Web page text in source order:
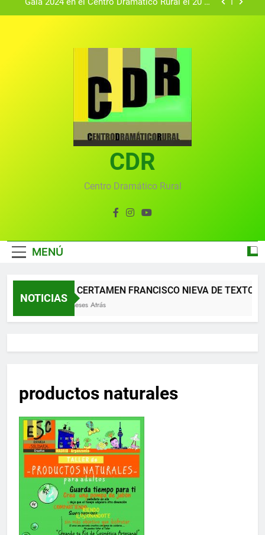
Gala 2024 en el Centro Dramático Rural el 20 de
convocado por el Centro Dramático Rural de Mira
(Cuenca)
Gala anual virtual del Centro Dramático Rural de
Gala del Centro Dramático Rural 2025
Gala 2024 en el Centro Dramático Rural el 20 de
Textos seleccionados en el VI Certamen
Francisco Nieva de piezas breves teatrales
convocado por el Centro Dramático Rural de Mira
Gala anual virtual del Centro Dramático Rural de
CDR
Centro Dramático Rural
MENÚ
NOTICIAS
XII CERTAMEN FRANCISCO NIEVA DE TEXTOS
2 Meses Atrás
productos naturales